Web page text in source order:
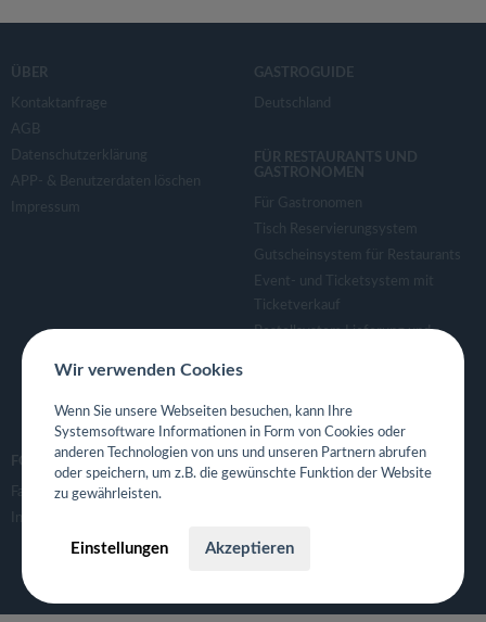
ÜBER
Kontaktanfrage
AGB
Datenschutzerklärung
APP- & Benutzerdaten löschen
Impressum
GASTROGUIDE
Deutschland
FÜR RESTAURANTS UND
GASTRONOMEN
Für Gastronomen
Tisch Reservierungsystem
Gutscheinsystem für Restaurants
Event- und Ticketsystem mit
Ticketverkauf
Bestellsystem Lieferung und
Eigene App für Restaurant
FOLGE UNS
Facebook
Instagram
Wir verwenden Cookies
Wenn Sie unsere Webseiten besuchen, kann Ihre
Systemsoftware Informationen in Form von Cookies oder
anderen Technologien von uns und unseren Partnern abrufen
oder speichern, um z.B. die gewünschte Funktion der Website
zu gewährleisten.
Einstellungen Akzeptieren